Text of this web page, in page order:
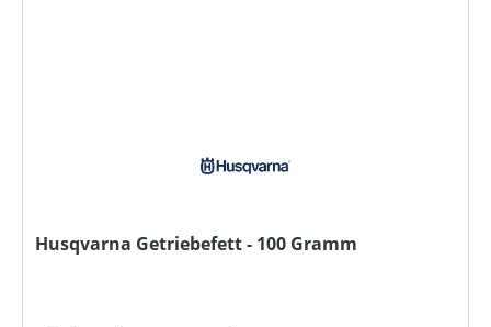
Husqvarna Getriebefett - 100 Gramm